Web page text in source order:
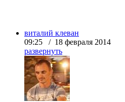
виталий клеван
09:25 / 18 февраля 2014
развернуть